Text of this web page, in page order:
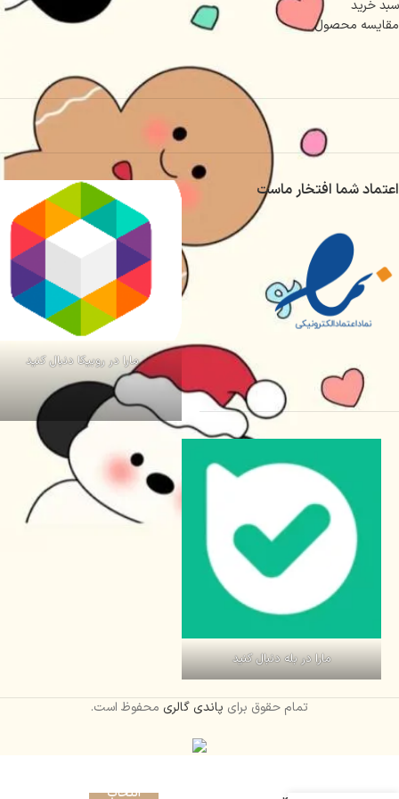
سبد خرید
مقایسه محصول
اعتماد شما افتخار ماست
مارا در روبیکا دنبال کنید
مارا در بله دنبال کنید
تمام حقوق برای پاندی گالری محفوظ است.
انتخاب